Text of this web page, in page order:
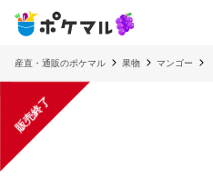
産直・通販のポケマル 果物 マンゴー
販売終了